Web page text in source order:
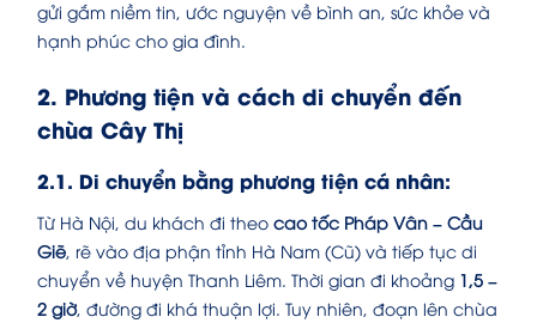
gửi gắm niềm tin, ước nguyện về bình an, sức khỏe và
hạnh phúc cho gia đình.
2. Phương tiện và cách di chuyển đến
chùa Cây Thị
2.1. Di chuyển bằng phương tiện cá nhân:
Từ Hà Nội, du khách đi theo cao tốc Pháp Vân – Cầu
Giẽ , rẽ vào địa phận tỉnh Hà Nam (Cũ) và tiếp tục di
chuyển về huyện Thanh Liêm. Thời gian đi khoảng 1,5 –
2 giờ, đường đi khá thuận lợi. Tuy nhiên, đoạn lên chùa